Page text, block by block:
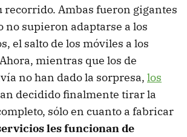
Ambas fueron gigantes
no supieron adaptarse a los
el salto de los móviles a los
mientras que los de
no han dado la sorpresa, los
decidido finalmente tirar la
sólo en cuanto a fabricar
les funcionan de